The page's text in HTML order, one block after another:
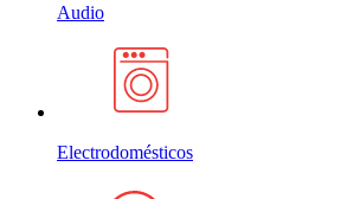
Audio
Electrodomésticos